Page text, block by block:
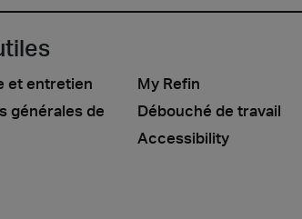
et entretien
générales de
My Refin
Débouché de travail
Accessibility